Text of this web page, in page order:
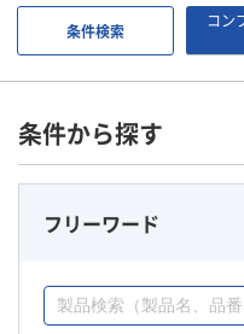
条件検索 コン
条件から探す
フリーワード